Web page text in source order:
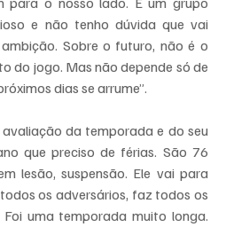
e não tenho dúvida que vai
Sobre o futuro, não é o
do jogo. Mas não depende só de
dias se arrume”.
avaliação da temporada e do seu
que preciso de férias. São 76
lesão, suspensão. Ele vai para
os adversários, faz todos os
uma temporada muito longa.